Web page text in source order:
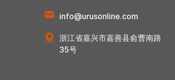
info@urusonline.com
浙江省嘉兴市嘉善县俞曹南路
35号